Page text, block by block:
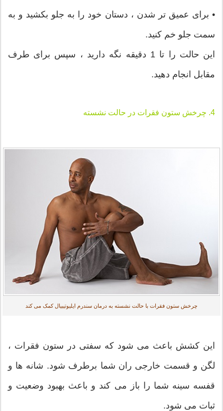
• برای عمیق تر شدن ، دستان خود را به جلو بکشید و به
سمت جلو خم کنید.
این حالت را تا 1 دقیقه نگه دارید ، سپس برای طرف
مقابل انجام دهید.
4. چرخش ستون فقرات در حالت نشسته
چرخش ستون فقرات با حالت نشسته به درمان سندرم ایلیوتیبیال کمک می کند
این کشش باعث می شود که سفتی در ستون فقرات ،
لگن و قسمت خارجی ران شما برطرف شود. شانه ها و
قفسه سینه شما را باز می کند و باعث بهبود وضعیت و
ثبات می شود.